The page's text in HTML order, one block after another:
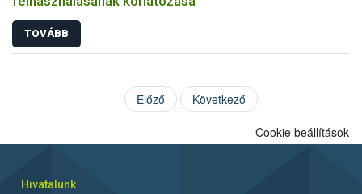
TOVÁBB
Előző Következő
Cookie beállítások
Hivatalunk